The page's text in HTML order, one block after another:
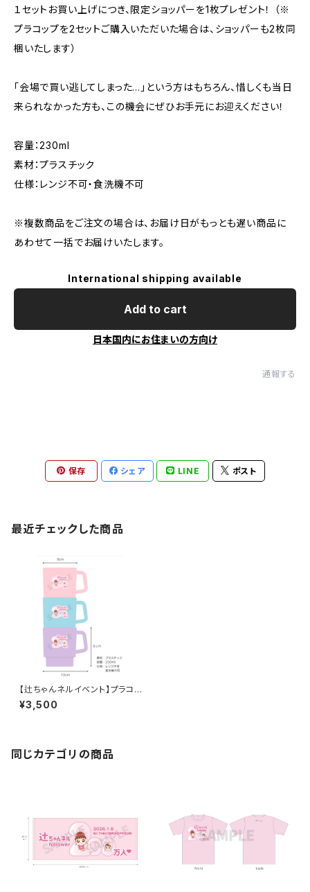
１セットお買い上げにつき、限定ショッパーを1枚プレゼント！ （※
プラコップを2セットご購入いただいた場合は、ショッパーも2枚同
梱いたします）
「会場で買い逃してしまった…」という方はもちろん、惜しくも当日
来られなかった方も、この機会にぜひお手元にお迎えください！
容量：230ml
素材：プラスチック
仕様：レンジ不可・食洗機不可
※複数商品をご注文の場合は、お届け日がもっとも遅い商品に
あわせて一括でお届けいたします。
International shipping available
Add to cart
日本国内にお住まいの方向け
通報する
保存 シェア LINE ポスト
最近チェックした商品
【辻ちゃんネルイベント】プラコッ
プ３点セット
¥3,500
同じカテゴリの商品